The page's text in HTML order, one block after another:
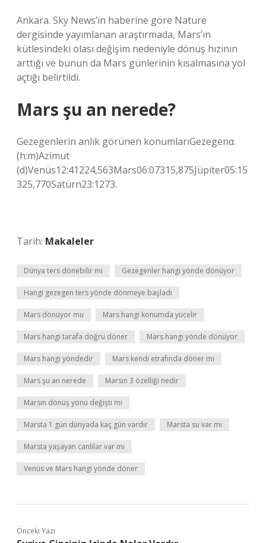
Ankara. Sky News’in haberine göre Nature
dergisinde yayımlanan araştırmada, Mars’ın
kütlesindeki olası değişim nedeniyle dönüş hızının
arttığı ve bunun da Mars günlerinin kısalmasına yol
açtığı belirtildi.
Mars şu an nerede?
Gezegenlerin anlık görünen konumlarıGezegenα
(h:m)Azimut
(d)Venüs12:41224,563Mars06:07315,875Jüpiter05:15
325,770Satürn23:1273.
Tarih: Makaleler
Dünya ters dönebilir mi Gezegenler hangi yönde dönüyor
Hangi gezegen ters yönde dönmeye başladı
Mars dönüyor mu Mars hangi konumda yücelir
Mars hangi tarafa doğru döner Mars hangi yönde dönüyor
Mars hangi yöndedir Mars kendi etrafında döner mi
Mars şu an nerede Marsın 3 özelliği nedir
Marsın dönüş yönü değişti mi
Marsta 1 gün dünyada kaç gün vardır Marsta su var mı
Marsta yaşayan canlılar var mı
Venüs ve Mars hangi yönde döner
Önceki Yazı